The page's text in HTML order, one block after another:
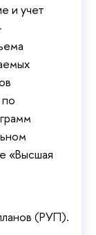
и учет
«Высшая
(РУП).